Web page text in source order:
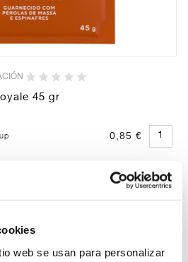
web se usan para personalizar
45 gr
0,85 €